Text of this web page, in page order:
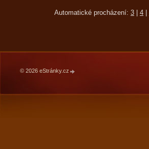
Automatické procházení: 3 4
© 2026 eStránky.cz